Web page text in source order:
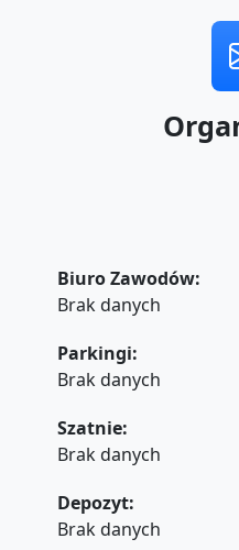
Biuro Zawodów:
Brak danych
Parkingi:
Brak danych
Szatnie:
Brak danych
Depozyt:
Brak danych